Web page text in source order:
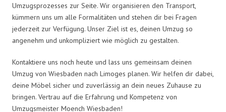
Umzugsprozesses zur Seite. Wir organisieren den Transport,
kümmern uns um alle Formalitäten und stehen dir bei Fragen
jederzeit zur Verfügung. Unser Ziel ist es, deinen Umzug so
angenehm und unkompliziert wie möglich zu gestalten.
Kontaktiere uns noch heute und lass uns gemeinsam deinen
Umzug von Wiesbaden nach Limoges planen. Wir helfen dir dabei,
deine Möbel sicher und zuverlässig an dein neues Zuhause zu
bringen. Vertrau auf die Erfahrung und Kompetenz von
Umzugsmeister Moench Wiesbaden!